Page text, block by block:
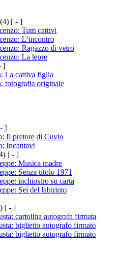
(4) [ - ]
Tutti cattivi
L’incontro
Ragazzo di vetro
La lepre
]
La cattiva figlia
fotografia originale
]
Il pretore di Cuvio
Incantavi
[ - ]
Musica madre
Senza titolo 1971
inchiostro su carta
Sei del labirinto
[ - ]
cartolina autografa firmata
biglietto autografo firmato
biglietto autografo firmato